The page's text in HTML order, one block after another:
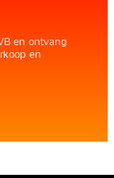
en ontvang
en